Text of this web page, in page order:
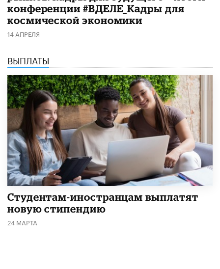
конференции #ВДЕЛЕ_Кадры для
космической экономики
14 АПРЕЛЯ
ВЫПЛАТЫ
Студентам-иностранцам выплатят
новую стипендию
24 МАРТА